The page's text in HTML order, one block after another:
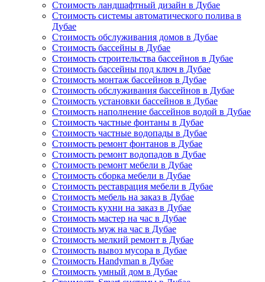
Стоимость ландшафтный дизайн в Дубае
Стоимость системы автоматического полива в
Дубае
Стоимость обслуживания домов в Дубае
Стоимость бассейны в Дубае
Стоимость строительства бассейнов в Дубае
Стоимость бассейны под ключ в Дубае
Стоимость монтаж бассейнов в Дубае
Стоимость обслуживания бассейнов в Дубае
Стоимость установки бассейнов в Дубае
Стоимость наполнение бассейнов водой в Дубае
Стоимость частные фонтаны в Дубае
Стоимость частные водопады в Дубае
Стоимость ремонт фонтанов в Дубае
Стоимость ремонт водопадов в Дубае
Стоимость ремонт мебели в Дубае
Стоимость сборка мебели в Дубае
Стоимость реставрация мебели в Дубае
Стоимость мебель на заказ в Дубае
Стоимость кухни на заказ в Дубае
Стоимость мастер на час в Дубае
Стоимость муж на час в Дубае
Стоимость мелкий ремонт в Дубае
Стоимость вывоз мусора в Дубае
Стоимость Handyman в Дубае
Стоимость умный дом в Дубае